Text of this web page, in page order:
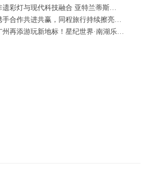
遗彩灯与现代科技融合 亚特兰蒂斯…
手合作共进共赢，同程旅行持续擦亮…
州再添游玩新地标！星纪世界·南湖乐…